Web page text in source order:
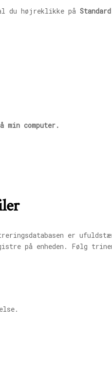
du højreklikke på
computer.
er
på enheden. Følg